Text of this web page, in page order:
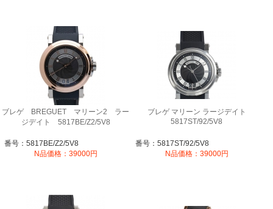
ブレゲ BREGUET マリーン2 ラー
ジデイト 5817BE/Z2/5V8
番号：5817BE/Z2/5V8
N品価格：39000円
ブレゲ マリーン ラージデイト
5817ST/92/5V8
番号：5817ST/92/5V8
N品価格：39000円